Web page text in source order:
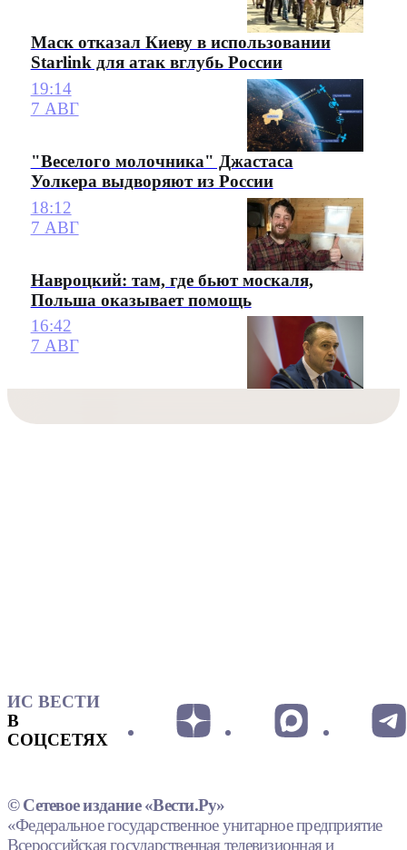
Маск отказал Киеву в использовании
Starlink для атак вглубь России
19:14
7 АВГ
"Веселого молочника" Джастаса
Уолкера выдворяют из России
18:12
7 АВГ
Навроцкий: там, где бьют москаля,
Польша оказывает помощь
16:42
7 АВГ
ИС ВЕСТИ
В
СОЦСЕТЯХ
© Сетевое издание «Вести.Ру»
«Федеральное государственное унитарное предприятие
Всероссийская государственная телевизионная и